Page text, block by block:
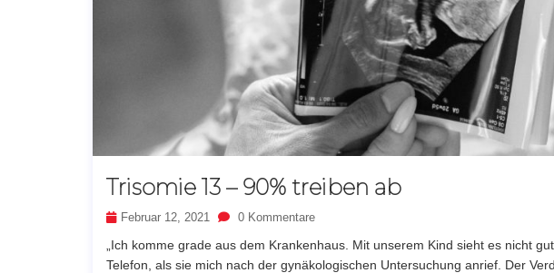
Trisomie 13 – 90% treiben ab
Februar 12, 2021 0 Kommentare
„Ich komme grade aus dem Krankenhaus. Mit unserem Kind sieht es nicht
Telefon, als sie mich nach der gynäkologischen Untersuchung anrief. Der